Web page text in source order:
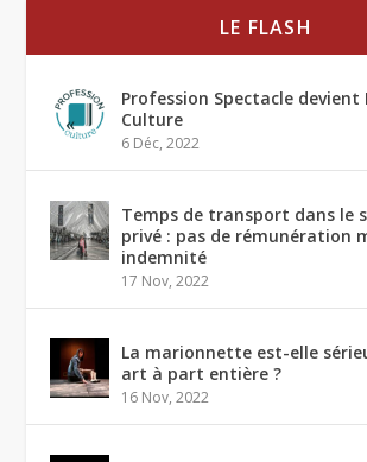
LE FLASH
Profession Spectacle devient
Culture
6 Déc, 2022
Temps de transport dans le
privé : pas de rémunération
indemnité
17 Nov, 2022
La marionnette est-elle
art à part entière ?
16 Nov, 2022